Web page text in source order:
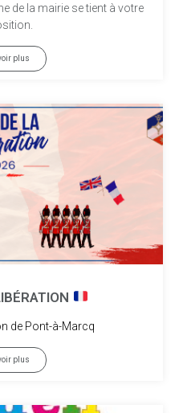
de la mairie se tient à votre
plus
de Pont-à-Marcq
plus